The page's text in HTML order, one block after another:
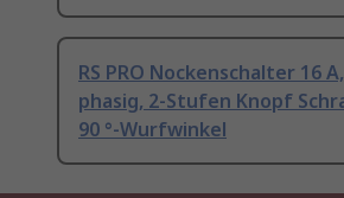
RS PRO Nockenschalter 16
phasig, 2-Stufen Knopf
90 °-Wurfwinkel